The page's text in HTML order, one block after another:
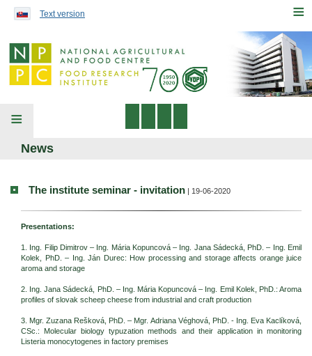
≡
Text version
≡
News
The institute seminar - invitation | 19-06-2020
Presentations:
1. Ing. Filip Dimitrov – Ing. Mária Kopuncová – Ing. Jana Sádecká, PhD. – Ing. Emil
Kolek, PhD. – Ing. Ján Durec: How processing and storage affects orange juice
aroma and storage
2. Ing. Jana Sádecká, PhD. – Ing. Mária Kopuncová – Ing. Emil Kolek, PhD.: Aroma
profiles of slovak scheep cheese from industrial and craft production
3. Mgr. Zuzana Rešková, PhD. – Mgr. Adriana Véghová, PhD. - Ing. Eva Kaclíková,
CSc.: Molecular biology typuzation methods and their application in monitoring
Listeria monocytogenes in factory premises